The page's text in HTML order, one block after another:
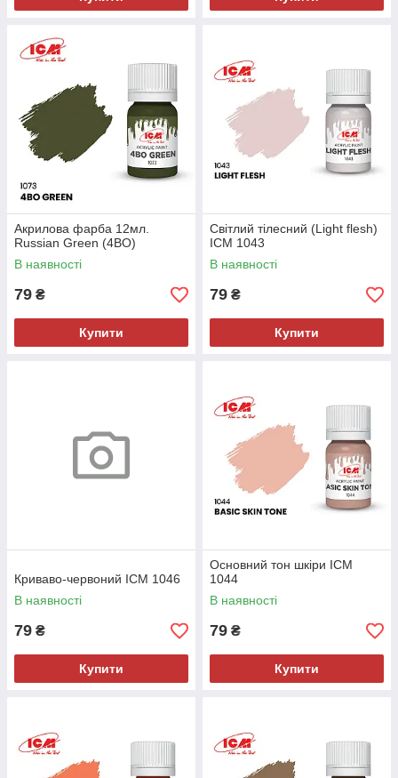
Акрилова фарба 12мл.
Russian Green (4BO)
В наявності
79 ₴
Купити
Світлий тілесний (Light flesh)
ICM 1043
В наявності
79 ₴
Купити
Криваво-червоний ICM 1046
В наявності
79 ₴
Купити
Основний тон шкіри ICM
1044
В наявності
79 ₴
Купити